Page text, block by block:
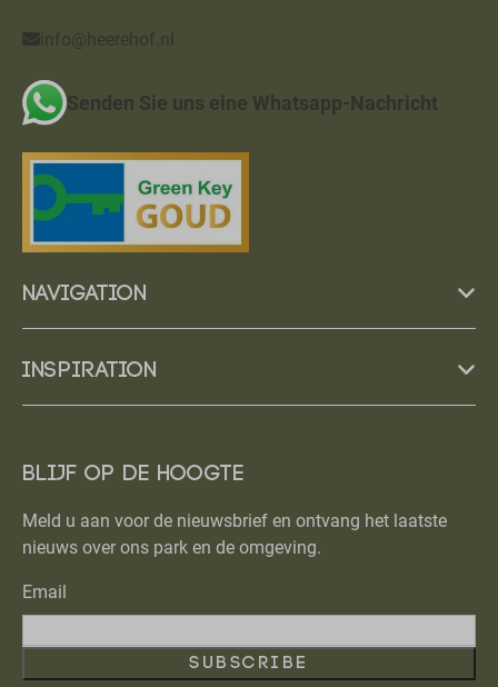
info@heerehof.nl
Senden Sie uns eine Whatsapp-Nachricht
Navigation
Inspiration
Blijf op de hoogte
Meld u aan voor de nieuwsbrief en ontvang het laatste
nieuws over ons park en de omgeving.
Email
Subscribe